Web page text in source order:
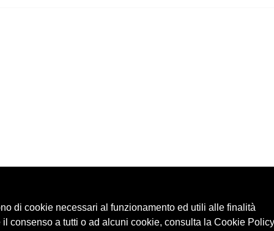
di cookie necessari al funzionamento ed utili alle finalità
consenso a tutti o ad alcuni cookie, consulta la Cookie